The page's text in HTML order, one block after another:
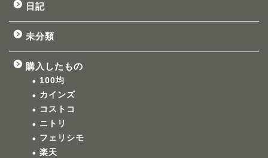
日記
未分類
購入したもの
100均
カインズ
コストコ
ニトリ
フェリシモ
楽天